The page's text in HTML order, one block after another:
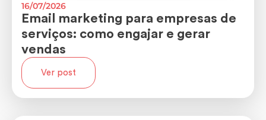
16/07/2026
Email marketing para empresas de
serviços: como engajar e gerar
vendas
Ver post